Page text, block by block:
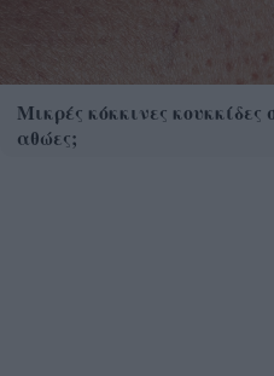
Μικρές κόκκινες
αθώες;